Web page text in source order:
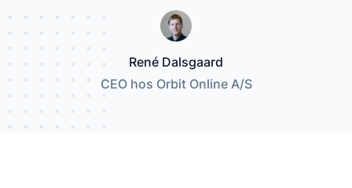
René Dalsgaard
CEO hos Orbit Online A/S